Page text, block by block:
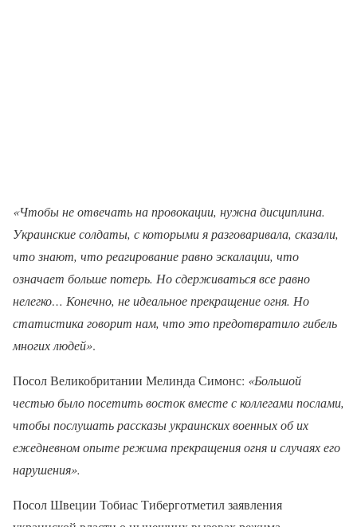
«Чтобы не отвечать на провокации, нужна дисциплина.
Украинские солдаты, с которыми я разговаривала, сказали,
что знают, что реагирование равно эскалации, что
означает больше потерь. Но сдерживаться все равно
нелегко… Конечно, не идеальное прекращение огня. Но
статистика говорит нам, что это предотвратило гибель
многих людей».
Посол Великобритании Мелинда Симонс: «Большой
честью было посетить восток вместе с коллегами послами,
чтобы послушать рассказы украинских военных об их
ежедневном опыте режима прекращения огня и случаях его
нарушения».
Посол Швеции Тобиас Тиберготметил заявления